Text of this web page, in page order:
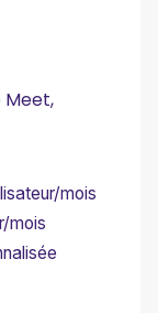
Meet,
mois
mois